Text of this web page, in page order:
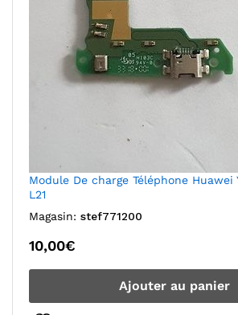
Module De charge Téléphone Huawei
L21
Magasin: stef771200
10,00€
Ajouter au panier